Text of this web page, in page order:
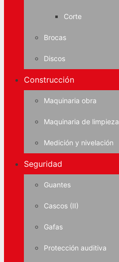
Corte
Brocas
Discos
Construcción
Maquinaria obra
Maquinaria de limpieza
Medición y nivelación
Seguridad
Guantes
Cascos (II)
Gafas
Protección auditiva